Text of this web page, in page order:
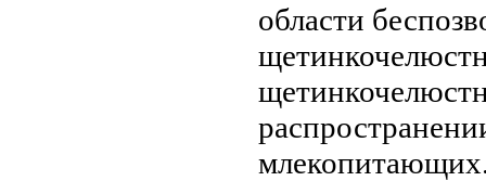
области